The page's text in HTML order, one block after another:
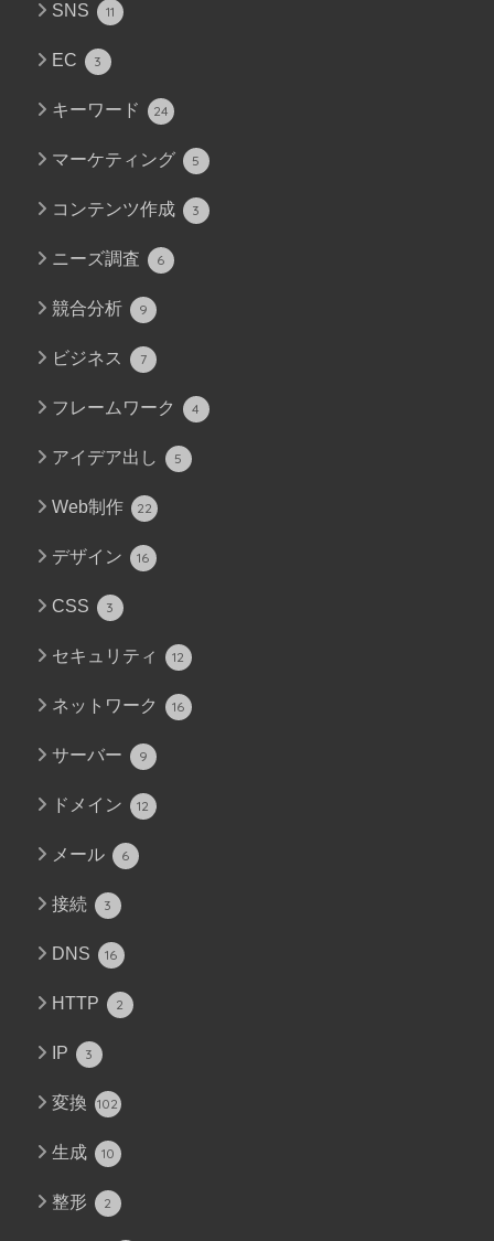
SNS 11
EC 3
キーワード 24
マーケティング 5
コンテンツ作成 3
ニーズ調査 6
競合分析 9
ビジネス 7
フレームワーク 4
アイデア出し 5
Web制作 22
デザイン 16
CSS 3
セキュリティ 12
ネットワーク 16
サーバー 9
ドメイン 12
メール 6
接続 3
DNS 16
HTTP 2
IP 3
変換 102
生成 10
整形 2